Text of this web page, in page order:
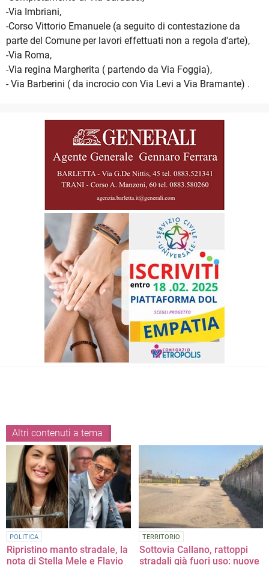
-Via Imbriani,
-Corso Vittorio Emanuele (a seguito di contestazione da
parte del Comune per lavori effettuati non a regola d'arte),
-Via Roma,
-Via regina Margherita ( partendo da Via Foggia),
- Via Barberini ( da incrocio con Via Levi a Via Bramante) .
Altri contenuti a tema
POLITICA
Ripristino manto stradale, la
nota di Stella Mele e Flavio
TERRITORIO
Sottovia Callano, rattoppi
stradali già fuori uso: nuove